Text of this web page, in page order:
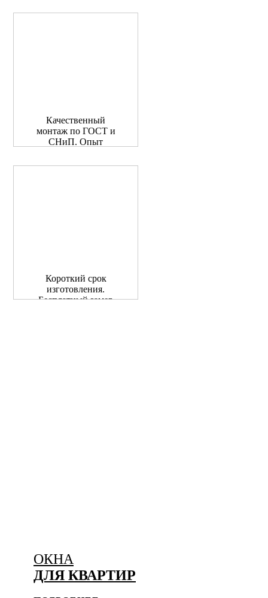
Качественный
монтаж по ГОСТ и
СНиП. Опыт
Короткий срок
изготовления.
Бесплатный замер
ОКНА
ДЛЯ КВАРТИР